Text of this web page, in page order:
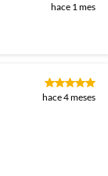
hace 1 mes
hace 4 meses